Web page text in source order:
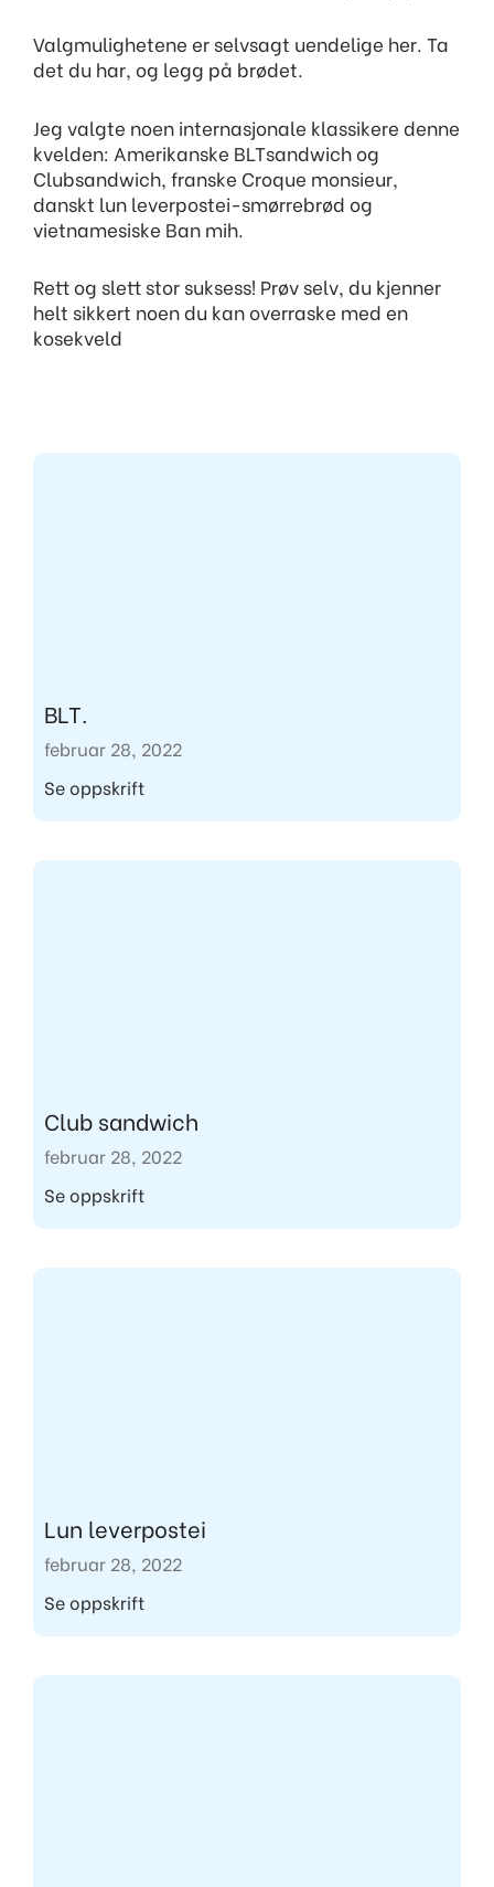
Valgmulighetene er selvsagt uendelige her. Ta
det du har, og legg på brødet.
Jeg valgte noen internasjonale klassikere denne
kvelden: Amerikanske BLTsandwich og
Clubsandwich, franske Croque monsieur,
danskt lun leverpostei-smørrebrød og
vietnamesiske Ban mih.
Rett og slett stor suksess! Prøv selv, du kjenner
helt sikkert noen du kan overraske med en
kosekveld
BLT.
februar 28, 2022
Se oppskrift
Club sandwich
februar 28, 2022
Se oppskrift
Lun leverpostei
februar 28, 2022
Se oppskrift